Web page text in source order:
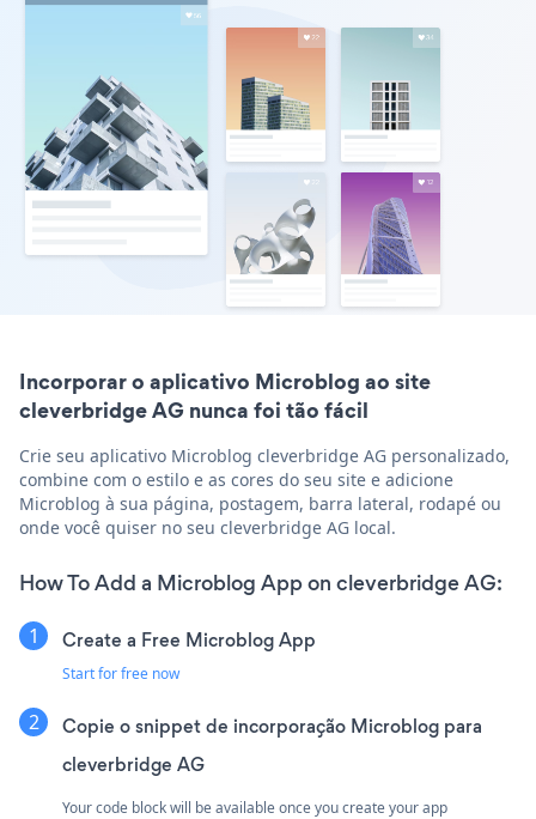
Incorporar o aplicativo Microblog ao site
cleverbridge AG nunca foi tão fácil
Crie seu aplicativo Microblog cleverbridge AG personalizado,
combine com o estilo e as cores do seu site e adicione
Microblog à sua página, postagem, barra lateral, rodapé ou
onde você quiser no seu cleverbridge AG local.
How To Add a Microblog App on cleverbridge AG:
Create a Free Microblog App
Start for free now
Copie o snippet de incorporação Microblog para
cleverbridge AG
Your code block will be available once you create your app